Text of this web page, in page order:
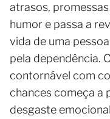
atrasos,
humor e passa a
vida de uma
pela dependência.
contornável com
chances começa a
desgaste